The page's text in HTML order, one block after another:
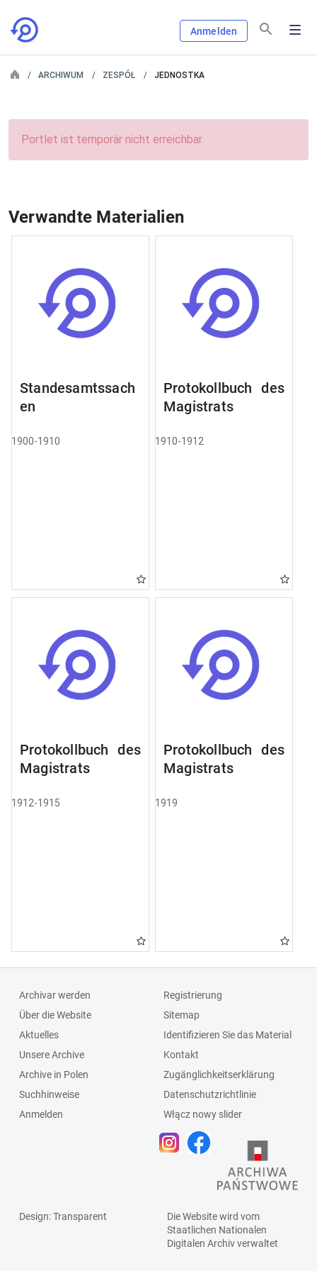
Anmelden
ARCHIWUM ZESPÓŁ JEDNOSTKA
Portlet ist temporär nicht erreichbar.
Verwandte Materialien
Standesamtssach
en
1900-1910
Protokollbuch des
Magistrats
1910-1912
Protokollbuch des
Magistrats
1912-1915
Protokollbuch des
Magistrats
1919
Archivar werden
Über die Website
Aktuelles
Unsere Archive
Archive in Polen
Suchhinweise
Anmelden
Registrierung
Sitemap
Identifizieren Sie das Material
Kontakt
Zugänglichkeitserklärung
Datenschutzrichtlinie
Włącz nowy slider
Design: Transparent
Die Website wird vom
Staatlichen Nationalen
Digitalen Archivverwaltet